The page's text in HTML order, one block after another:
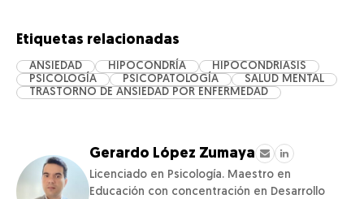
Etiquetas relacionadas
ANSIEDAD HIPOCONDRÍA
HIPOCONDRIASIS
PSICOLOGÍA
PSICOPATOLOGÍA
SALUD MENTAL
TRASTORNO DE ANSIEDAD POR ENFERMEDAD
Gerardo López Zumaya
Licenciado en Psicología. Maestro en
Educación con concentración en Desarrollo